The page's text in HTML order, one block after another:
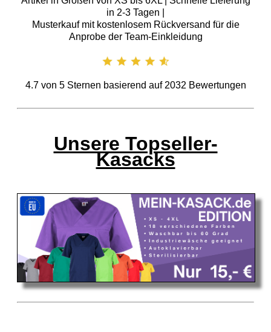
in 2-3 Tagen |
Musterkauf mit kostenlosem Rückversand für die
Anprobe der Team-Einkleidung
4.7von 5Sternen basierend auf 2032 Bewertungen
Unsere Topseller-
Kasacks